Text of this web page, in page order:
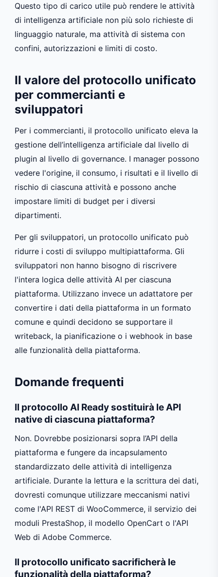
Questo tipo di carico utile può rendere le attività
di intelligenza artificiale non più solo richieste di
linguaggio naturale, ma attività di sistema con
confini, autorizzazioni e limiti di costo.
Il valore del protocollo unificato
per commercianti e
sviluppatori
Per i commercianti, il protocollo unificato eleva la
gestione dell’intelligenza artificiale dal livello di
plugin al livello di governance. I manager possono
vedere l'origine, il consumo, i risultati e il livello di
rischio di ciascuna attività e possono anche
impostare limiti di budget per i diversi
dipartimenti.
Per gli sviluppatori, un protocollo unificato può
ridurre i costi di sviluppo multipiattaforma. Gli
sviluppatori non hanno bisogno di riscrivere
l'intera logica delle attività AI per ciascuna
piattaforma. Utilizzano invece un adattatore per
convertire i dati della piattaforma in un formato
comune e quindi decidono se supportare il
writeback, la pianificazione o i webhook in base
alle funzionalità della piattaforma.
Domande frequenti
Il protocollo AI Ready sostituirà le API
native di ciascuna piattaforma?
Non. Dovrebbe posizionarsi sopra l’API della
piattaforma e fungere da incapsulamento
standardizzato delle attività di intelligenza
artificiale. Durante la lettura e la scrittura dei dati,
dovresti comunque utilizzare meccanismi nativi
come l'API REST di WooCommerce, il servizio dei
moduli PrestaShop, il modello OpenCart o l'API
Web di Adobe Commerce.
Il protocollo unificato sacrificherà le
funzionalità della piattaforma?